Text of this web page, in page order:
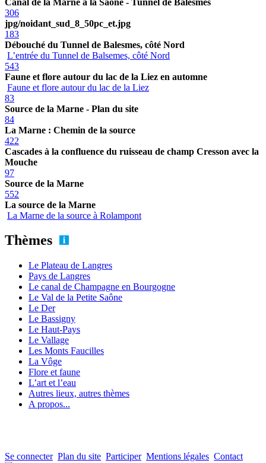
306
jpg/noidant_sud_8_50pc_et.jpg
183
Débouché du Tunnel de Balesmes, côté Nord
L’entrée du Tunnel de Balsemes, côté Nord
543
Faune et flore autour du lac de la Liez en automne
Faune et flore autour du lac de la Liez
83
Source de la Marne - Plan du site
84
La Marne : Chemin de la source
422
Cascades à la confluence du ruisseau de champ Cresson avec la
Mouche
97
Source de la Marne
552
La source de la Marne
La Marne de la source à Rolampont
Thèmes
Le Plateau de Langres
Pays de Langres
Le canal de Champagne en Bourgogne
Le Val de la Petite Saône
Le Der
Le Bassigny
Le Haut-Pays
Le Vallage
Les Monts Faucilles
La Vôge
Flore et faune
L’art et l’eau
Autres lieux, autres thèmes
A propos...
Se connecter Plan du site Participer Mentions légales Contact